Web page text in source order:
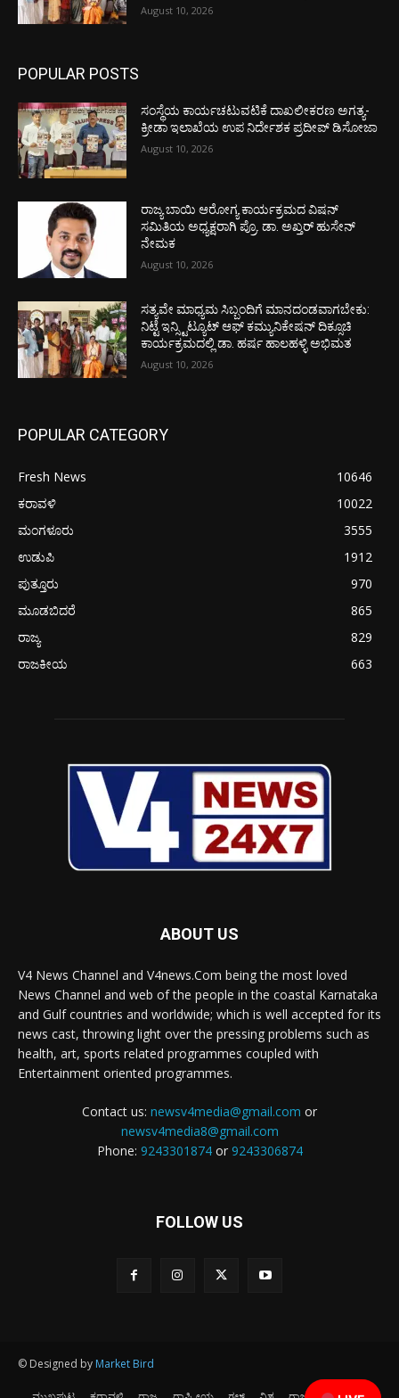
August 10, 2026
POPULAR POSTS
ಸಂಸ್ಥೆಯ ಕಾರ್ಯಚಟುವಟಿಕೆ ದಾಖಲೀಕರಣ ಅಗತ್ಯ-
ಕ್ರೀಡಾ ಇಲಾಖೆಯ ಉಪ ನಿರ್ದೇಶಕ ಪ್ರದೀಪ್ ಡಿಸೋಜಾ
August 10, 2026
ರಾಜ್ಯ ಬಾಯಿ ಆರೋಗ್ಯ ಕಾರ್ಯಕ್ರಮದ ವಿಷನ್
ಸಮಿತಿಯ ಅಧ್ಯಕ್ಷರಾಗಿ ಪ್ರೊ. ಡಾ. ಅಖ್ತರ್ ಹುಸೇನ್
ನೇಮಕ
August 10, 2026
ಸತ್ಯವೇ ಮಾಧ್ಯಮ ಸಿಬ್ಬಂದಿಗೆ ಮಾನದಂಡವಾಗಬೇಕು:
ನಿಟ್ಟೆ ಇನ್ಸ್ಟಿಟ್ಯೂಟ್ ಆಫ್ ಕಮ್ಯುನಿಕೇಷನ್ ದಿಕ್ಸೂಚಿ
ಕಾರ್ಯಕ್ರಮದಲ್ಲಿ ಡಾ. ಹರ್ಷ ಹಾಲಹಳ್ಳಿ ಅಭಿಮತ
August 10, 2026
POPULAR CATEGORY
Fresh News
10646
ಕರಾವಳಿ
10022
ಮಂಗಳೂರು
3555
ಉಡುಪಿ
1912
ಪುತ್ತೂರು
970
ಮೂಡಬಿದರೆ
865
ರಾಜ್ಯ
829
ರಾಜಕೀಯ
663
ABOUT US
V4 News Channel and V4news.Com being the most loved
News Channel and web of the people in the coastal Karnataka
and Gulf countries and worldwide; which is well accepted for its
news cast, throwing light over the pressing problems such as
health, art, sports related programmes coupled with
Entertainment oriented programmes.
Contact us: newsv4media@gmail.com or
newsv4media8@gmail.com
Phone: 9243301874or 9243306874
FOLLOW US
© Designed by Market Bird